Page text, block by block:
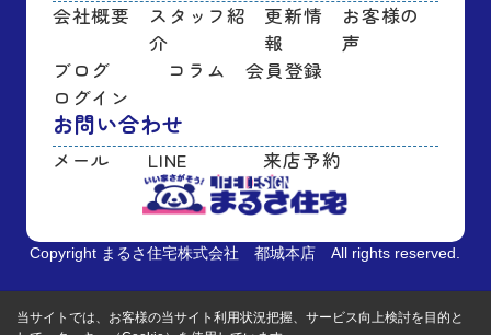
会社概要
スタッフ紹
介
更新情
報
お客様の
声
ブログ
コラム
会員登録
ログイン
お問い合わせ
メール LINE 来店予約
Copyright まるさ住宅株式会社 都城本店 All rights reserved.
当サイトでは、お客様の当サイト利用状況把握、サービス向上検討を目的と